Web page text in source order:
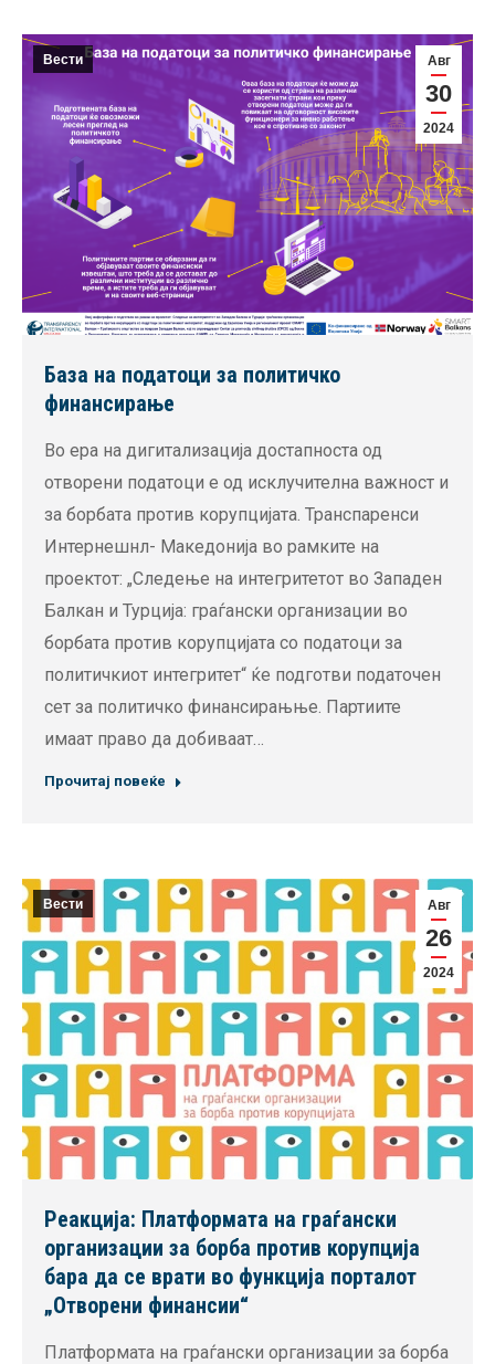
Авг
30
2024
Вести
База на податоци за политичко
финансирање
Во ера на дигитализација достапноста од
отворени податоци е од исклучителна важност и
за борбата против корупцијата. Транспаренси
Интернешнл- Македонија во рамките на
проектот: „Следење на интегритетот во Западен
Балкан и Турција: граѓански организации во
борбата против корупцијата со податоци за
политичкиот интегритет“ ќе подготви податочен
сет за политичко финансирањње. Партиите
имаат право да добиваат…
Прочитај повеќе
Авг
26
2024
Вести
Реакција: Платформата на граѓански
организации за борба против корупција
бара да се врати во функција порталот
„Отворени финансии“
Платформата на граѓански организации за борба